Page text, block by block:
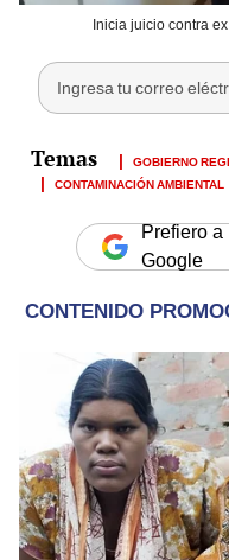
Inicia juicio contra
GOBIERNO
CONTAMINACIÓN AMBIENTAL
Prefiero
Google